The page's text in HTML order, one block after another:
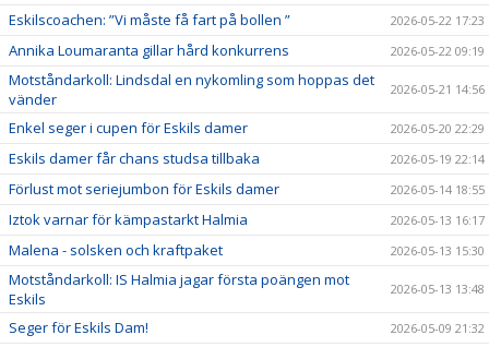
Eskilscoachen: ”Vi måste få fart på bollen ” 2026-05-22 17:23
Annika Loumaranta gillar hård konkurrens 2026-05-22 09:19
Motståndarkoll: Lindsdal en nykomling som hoppas det
vänder
2026-05-21 14:56
Enkel seger i cupen för Eskils damer 2026-05-20 22:29
Eskils damer får chans studsa tillbaka 2026-05-19 22:14
Förlust mot seriejumbon för Eskils damer 2026-05-14 18:55
Iztok varnar för kämpastarkt Halmia 2026-05-13 16:17
Malena - solsken och kraftpaket 2026-05-13 15:30
Motståndarkoll: IS Halmia jagar första poängen mot
Eskils
2026-05-13 13:48
Seger för Eskils Dam! 2026-05-09 21:32